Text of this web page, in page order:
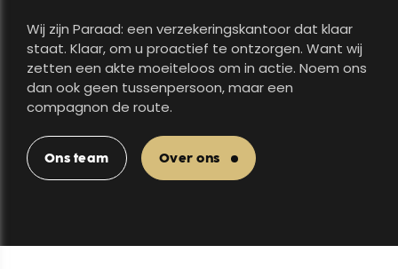
Wij zijn Paraad: een verzekeringskantoor dat klaar
staat. Klaar, om u proactief te ontzorgen. Want wij
zetten een akte moeiteloos om in actie. Noem ons
dan ook geen tussenpersoon, maar een
compagnon de route.
Ons team Over ons